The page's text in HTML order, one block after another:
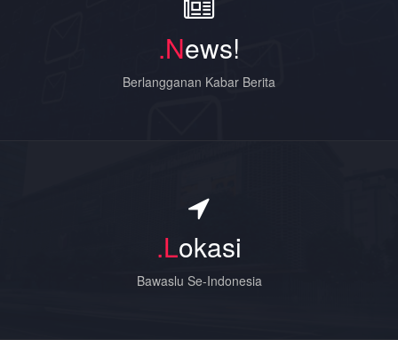
.News!
Berlangganan Kabar Berita
.Lokasi
Bawaslu Se-Indonesia